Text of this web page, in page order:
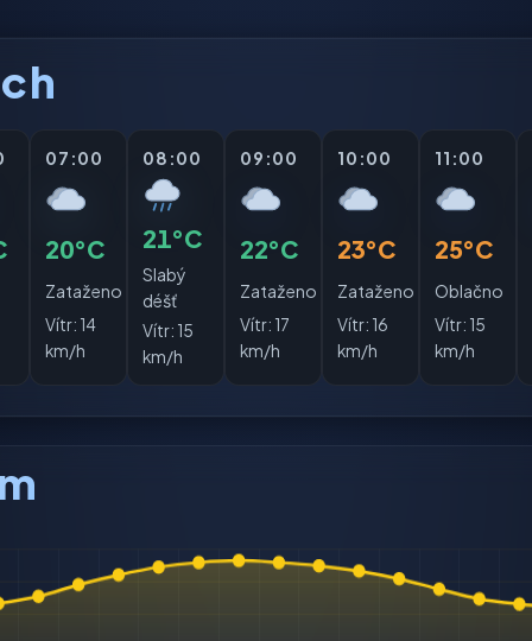
07:00
20°C
Zataženo
Vítr: 14
km/h
08:00
21°C
Slabý
déšť
Vítr: 15
km/h
09:00
22°C
Zataženo
Vítr: 17
km/h
10:00
23°C
Zataženo
Vítr: 16
km/h
11:00
25°C
Oblačno
Vítr: 15
km/h